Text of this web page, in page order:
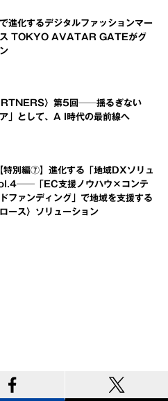
進化するデジタルファッションマー
ス TOKYO AVATAR GATEがグ
〉第5回──揺るぎない
ア」として、A I時代の最前線へ
別編⑦】進化する「地域DXソリュ
「EC支援ノウハウ×コンテ
ファンディング」で地域を支援する
ース〉ソリューション